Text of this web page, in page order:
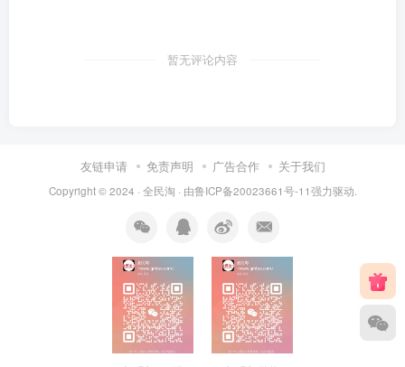
暂无评论内容
友链申请 免责声明 广告合作 关于我们
Copyright © 2024 · 全民淘 · 由鲁ICP备20023661号-11强力驱动.